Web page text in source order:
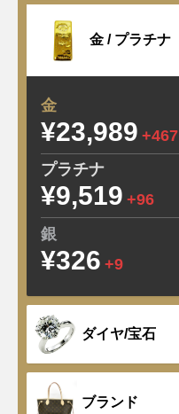
金 / プラチナ
金
¥23,989 +467
プラチナ
¥9,519 +96
銀
¥326 +9
ダイヤ/宝石
ブランド